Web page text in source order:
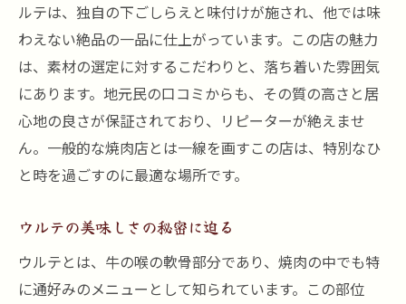
ウルテと合わせて楽しむ地酒セレクション
焼肉以外のおすすめメニュー紹介
特別な日に訪れたい贅沢な空間
食後の満足度を上げるデザート
個室利用でプライベートな時間を
ウルテを楽しむための予約特典
わう
初心者でも楽しめるウルテの魅力
ウルテをもっと美味しくする調味料
ルテは、独自の下ごしらえと味付けが施され、他では味
わえない絶品の一品に仕上がっています。この店の魅力
は、素材の選定に対するこだわりと、落ち着いた雰囲気
にあります。地元民の口コミからも、その質の高さと居
心地の良さが保証されており、リピーターが絶えませ
ん。一般的な焼肉店とは一線を画すこの店は、特別なひ
と時を過ごすのに最適な場所です。
ウルテの美味しさの秘密に迫る
ウルテとは、牛の喉の軟骨部分であり、焼肉の中でも特
に通好みのメニューとして知られています。この部位